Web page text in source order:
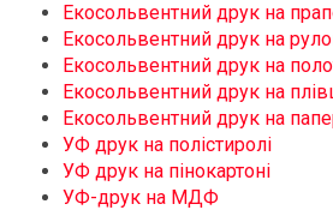
Екосольвентний друк на
Екосольвентний друк на
Екосольвентний друк на
Екосольвентний друк на
Екосольвентний друк на
УФ друк на полістиролі
УФ друк на пінокартоні
УФ-друк на МДФ